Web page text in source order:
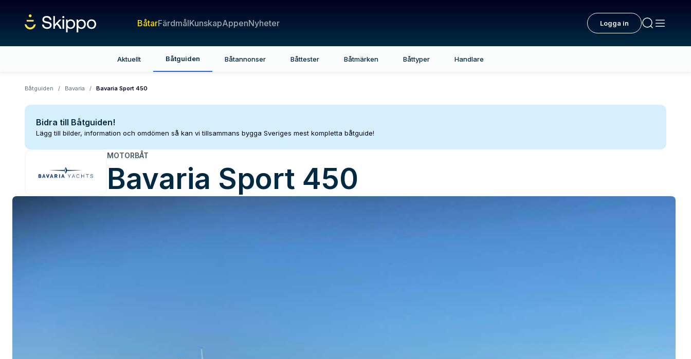
BåtarFärdmålKunskapAppenNyheter Logga in
Aktuellt Båtguiden Båtannonser Båttester Båtmärken Båttyper Handlare
Båtguiden / Bavaria / Bavaria Sport 450
Bidra till Båtguiden!
Lägg till bilder, information och omdömen så kan vi tillsammans bygga Sveriges mest kompletta båtguide!
MOTORBÅT
Bavaria Sport 450